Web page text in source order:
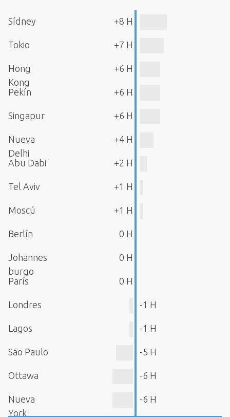
Sídney +8 H
Tokio +7 H
Hong
Kong
+6 H
Pekín +6 H
Singapur +6 H
Nueva
Delhi
+4 H
Abu Dabi +2 H
Tel Aviv +1 H
Moscú +1 H
Berlín 0 H
Johannes
burgo
0 H
París 0 H
Londres -1 H
Lagos -1 H
São Paulo -5 H
Ottawa -6 H
Nueva
York
-6 H